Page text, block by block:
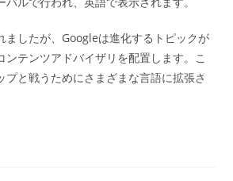
ましたが、Googleは進化するトピックが
ンテンツアドバイザリを配置します。こ
プと戦うためにさまざまな言語に拡張さ